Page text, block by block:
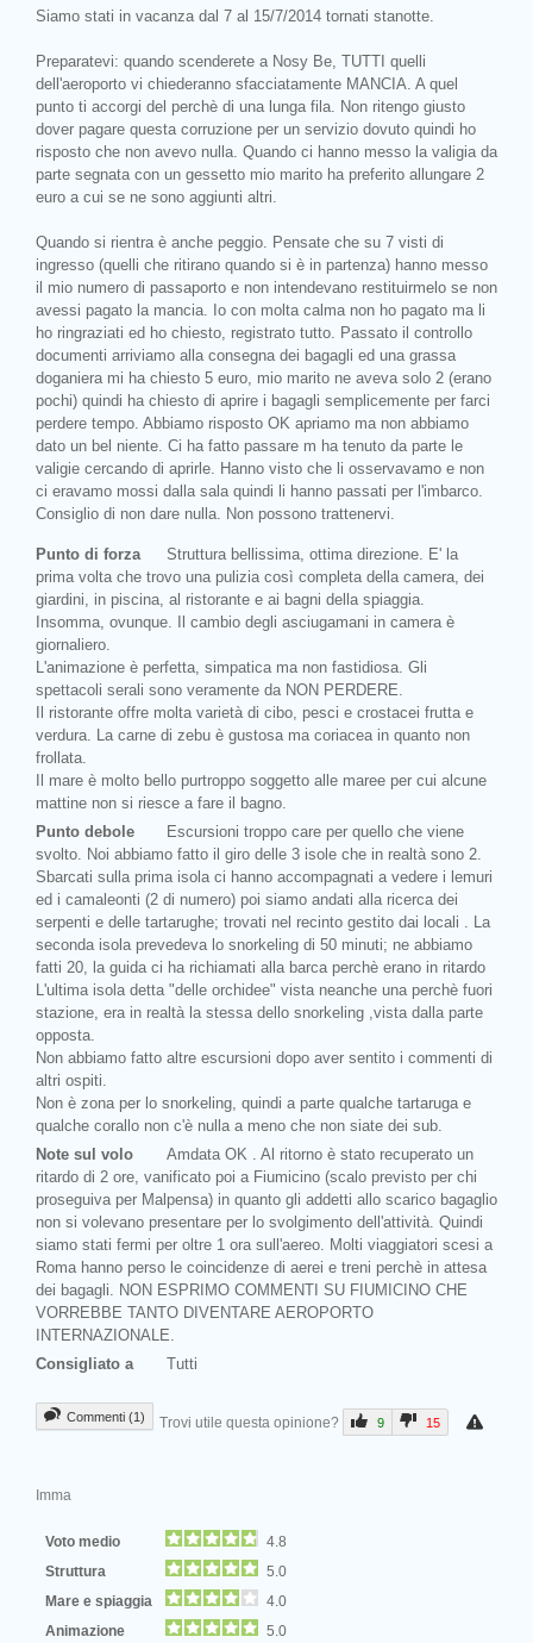
Siamo stati in vacanza dal 7 al 15/7/2014 tornati stanotte.
Preparatevi: quando scenderete a Nosy Be, TUTTI quelli
dell'aeroporto vi chiederanno sfacciatamente MANCIA. A quel
punto ti accorgi del perchè di una lunga fila. Non ritengo giusto
dover pagare questa corruzione per un servizio dovuto quindi ho
risposto che non avevo nulla. Quando ci hanno messo la valigia da
parte segnata con un gessetto mio marito ha preferito allungare 2
euro a cui se ne sono aggiunti altri.
Quando si rientra è anche peggio. Pensate che su 7 visti di
ingresso (quelli che ritirano quando si è in partenza) hanno messo
il mio numero di passaporto e non intendevano restituirmelo se non
avessi pagato la mancia. Io con molta calma non ho pagato ma li
ho ringraziati ed ho chiesto, registrato tutto. Passato il controllo
documenti arriviamo alla consegna dei bagagli ed una grassa
doganiera mi ha chiesto 5 euro, mio marito ne aveva solo 2 (erano
pochi) quindi ha chiesto di aprire i bagagli semplicemente per farci
perdere tempo. Abbiamo risposto OK apriamo ma non abbiamo
dato un bel niente. Ci ha fatto passare m ha tenuto da parte le
valigie cercando di aprirle. Hanno visto che li osservavamo e non
ci eravamo mossi dalla sala quindi li hanno passati per l'imbarco.
Consiglio di non dare nulla. Non possono trattenervi.
Punto di forza
Struttura bellissima, ottima direzione. E' la
prima volta che trovo una pulizia così completa della camera, dei
giardini, in piscina, al ristorante e ai bagni della spiaggia.
Insomma, ovunque. Il cambio degli asciugamani in camera è
giornaliero.
L'animazione è perfetta, simpatica ma non fastidiosa. Gli
spettacoli serali sono veramente da NON PERDERE.
Il ristorante offre molta varietà di cibo, pesci e crostacei frutta e
verdura. La carne di zebu è gustosa ma coriacea in quanto non
frollata.
Il mare è molto bello purtroppo soggetto alle maree per cui alcune
mattine non si riesce a fare il bagno.
Punto debole
Escursioni troppo care per quello che viene
svolto. Noi abbiamo fatto il giro delle 3 isole che in realtà sono 2.
Sbarcati sulla prima isola ci hanno accompagnati a vedere i lemuri
ed i camaleonti (2 di numero) poi siamo andati alla ricerca dei
serpenti e delle tartarughe; trovati nel recinto gestito dai locali . La
seconda isola prevedeva lo snorkeling di 50 minuti; ne abbiamo
fatti 20, la guida ci ha richiamati alla barca perchè erano in ritardo
L'ultima isola detta "delle orchidee" vista neanche una perchè fuori
stazione, era in realtà la stessa dello snorkeling ,vista dalla parte
opposta.
Non abbiamo fatto altre escursioni dopo aver sentito i commenti di
altri ospiti.
Non è zona per lo snorkeling, quindi a parte qualche tartaruga e
qualche corallo non c'è nulla a meno che non siate dei sub.
Note sul volo
Amdata OK . Al ritorno è stato recuperato un
ritardo di 2 ore, vanificato poi a Fiumicino (scalo previsto per chi
proseguiva per Malpensa) in quanto gli addetti allo scarico bagaglio
non si volevano presentare per lo svolgimento dell'attività. Quindi
siamo stati fermi per oltre 1 ora sull'aereo. Molti viaggiatori scesi a
Roma hanno perso le coincidenze di aerei e treni perchè in attesa
dei bagagli. NON ESPRIMO COMMENTI SU FIUMICINO CHE
VORREBBE TANTO DIVENTARE AEROPORTO
INTERNAZIONALE.
Consigliato a
Tutti
Commenti (1) Trovi utile questa opinione? 9 15
Imma
Voto medio
4.8
Struttura
5.0
Mare e spiaggia
4.0
Animazione
5.0